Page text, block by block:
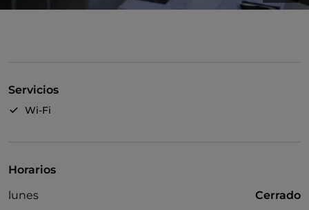
Servicios
Wi-Fi
Horarios
lunes
Cerrado